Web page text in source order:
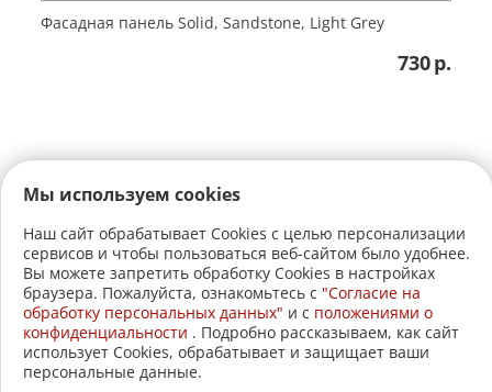
Фасадная панель Solid, Sandstone, Light Grey
730р.
+7 (3822)22-17-60
+7 (3822)21-30-30
2005-2026 © АвтоСтройЛавка.
Меню
Мы используем cookies
Наш сайт обрабатывает Cookies с целью персонализации
сервисов и чтобы пользоваться веб-сайтом было удобнее.
Вы можете запретить обработку Cookies в настройках
браузера. Пожалуйста, ознакомьтесь с "Согласие на
обработку персональных данных" и c положениями о
конфиденциальности . Подробно рассказываем, как сайт
использует Cookies, обрабатывает и защищает ваши
персональные данные.